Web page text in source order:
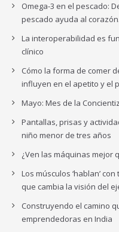
Omega-3 en el pescado:
pescado ayuda al corazón.
La interoperabilidad es
clínico
Cómo la forma de comer
influyen en el apetito y el
Mayo: Mes de la
Pantallas, prisas y
niño menor de tres años
¿Ven las máquinas mejor
Los músculos ‘hablan’
que cambia la visión del
Construyendo el camino
emprendedoras en India